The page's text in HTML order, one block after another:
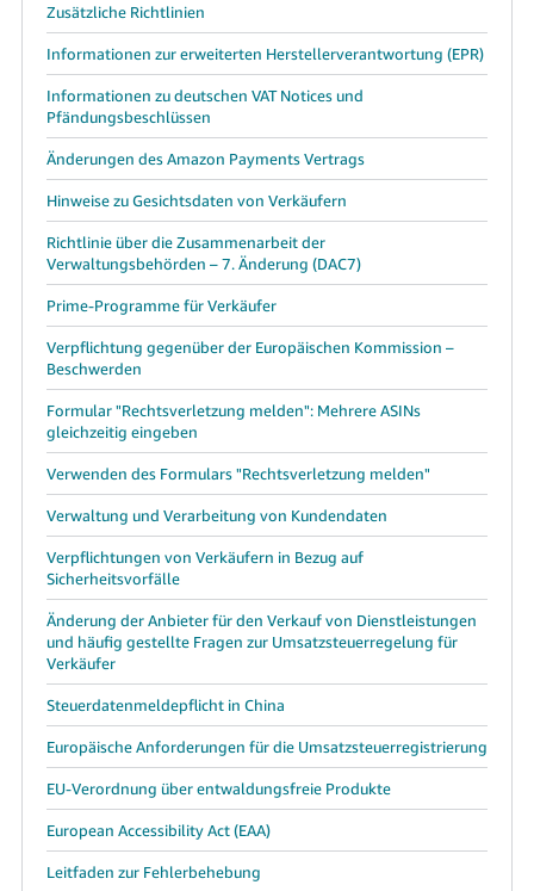
Zusätzliche Richtlinien
Informationen zur erweiterten Herstellerverantwortung (EPR)
Informationen zu deutschen VAT Notices und
Pfändungsbeschlüssen
Änderungen des Amazon Payments Vertrags
Hinweise zu Gesichtsdaten von Verkäufern
Richtlinie über die Zusammenarbeit der
Verwaltungsbehörden – 7. Änderung (DAC7)
Prime-Programme für Verkäufer
Verpflichtung gegenüber der Europäischen Kommission –
Beschwerden
Formular "Rechtsverletzung melden": Mehrere ASINs
gleichzeitig eingeben
Verwenden des Formulars "Rechtsverletzung melden"
Verwaltung und Verarbeitung von Kundendaten
Verpflichtungen von Verkäufern in Bezug auf
Sicherheitsvorfälle
Änderung der Anbieter für den Verkauf von Dienstleistungen
und häufig gestellte Fragen zur Umsatzsteuerregelung für
Verkäufer
Steuerdatenmeldepflicht in China
Europäische Anforderungen für die Umsatzsteuerregistrierung
EU-Verordnung über entwaldungsfreie Produkte
European Accessibility Act (EAA)
Leitfaden zur Fehlerbehebung